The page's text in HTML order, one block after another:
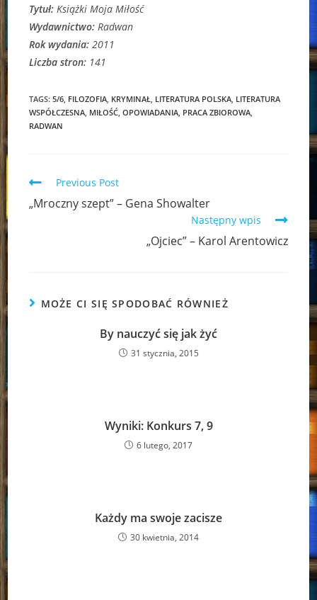
Tytuł: Książki Moja Miłość
Wydawnictwo: Radwan
Rok wydania:2011
Liczba stron: 141
TAGS:5/6 FILOZOFIA KRYMINAŁ LITERATURA POLSKA LITERATURA
WSPÓŁCZESNA MIŁOŚĆ OPOWIADANIA PRACA ZBIOROWA
RADWAN
Read
articles
Previous Post
„Mroczny szept” – Gena Showalter
Następny wpis
„Ojciec” – Karol Arentowicz
MOŻE CI SIĘ SPODOBAĆ RÓWNIEŻ
By nauczyć się jak żyć
31 stycznia, 2015
Wyniki: Konkurs 7, 9
6 lutego, 2017
Każdy ma swoje zacisze
30 kwietnia, 2014